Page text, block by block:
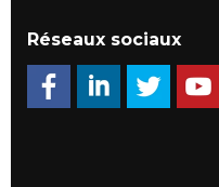
Réseaux sociaux